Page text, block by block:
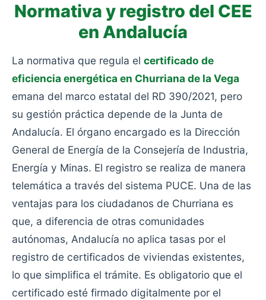
Normativa y registro del CEE
en Andalucía
La normativa que regula el certificado de
eficiencia energética en Churriana de la Vega
emana del marco estatal del RD 390/2021, pero
su gestión práctica depende de la Junta de
Andalucía. El órgano encargado es la Dirección
General de Energía de la Consejería de Industria,
Energía y Minas. El registro se realiza de manera
telemática a través del sistema PUCE. Una de las
ventajas para los ciudadanos de Churriana es
que, a diferencia de otras comunidades
autónomas, Andalucía no aplica tasas por el
registro de certificados de viviendas existentes,
lo que simplifica el trámite. Es obligatorio que el
certificado esté firmado digitalmente por el